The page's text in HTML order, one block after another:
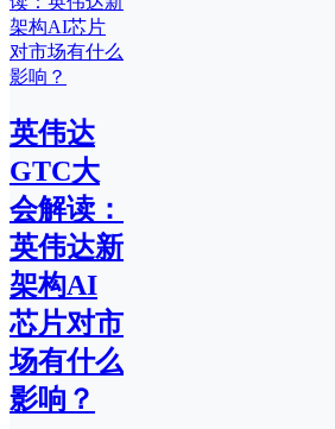
英伟达
GTC大
会解读：
英伟达新
架构AI
芯片对市
场有什么
影响？